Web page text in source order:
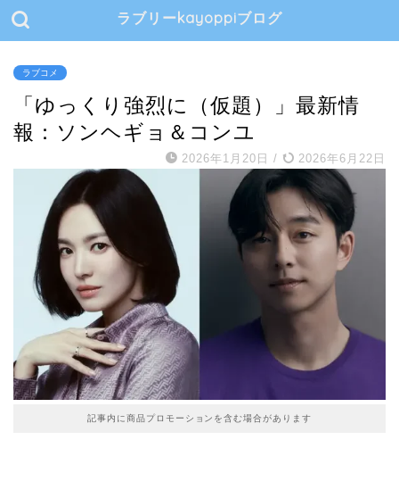
ラブリーkayoppiブログ
ラブコメ
「ゆっくり強烈に（仮題）」最新情
報：ソンヘギョ＆コンユ
2026年1月20日 / 2026年6月22日
記事内に商品プロモーションを含む場合があります